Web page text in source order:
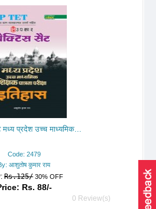
मध्य प्रदेश उच्च माध्यमिक...
Code: 2479
आशुतोष कुमार राय
Rs.125/ 30% OFF
Rs. 88/-
0 Review(s)